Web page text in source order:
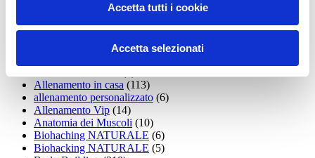
Accetta tutti i cookie
Accetta selezionati
Allenamento aerobico(16)
Allenamento Donne(75)
Allenamento in casa (113)
allenamento personalizzato (6)
Allenamento Vip (14)
Anatomia dei Muscoli (10)
Biohaching NATURALE (6)
Biohacking NATURALE (5)